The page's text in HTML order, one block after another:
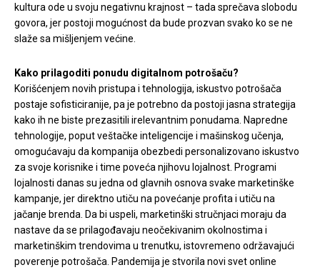
kultura ode u svoju negativnu krajnost – tada sprečava slobodu
govora, jer postoji mogućnost da bude prozvan svako ko se ne
slaže sa mišljenjem većine.
Kako prilagoditi ponudu digitalnom potrošaču?
Korišćenjem novih pristupa i tehnologija, iskustvo potrošača
postaje sofisticiranije, pa je potrebno da postoji jasna strategija
kako ih ne biste prezasitili irelevantnim ponudama. Napredne
tehnologije, poput veštačke inteligencije i mašinskog učenja,
omogućavaju da kompanija obezbedi personalizovano iskustvo
za svoje korisnike i time poveća njihovu lojalnost. Programi
lojalnosti danas su jedna od glavnih osnova svake marketinške
kampanje, jer direktno utiču na povećanje profita i utiču na
jačanje brenda. Da bi uspeli, marketinški stručnjaci moraju da
nastave da se prilagođavaju neočekivanim okolnostima i
marketinškim trendovima u trenutku, istovremeno održavajući
poverenje potrošača. Pandemija je stvorila novi svet online